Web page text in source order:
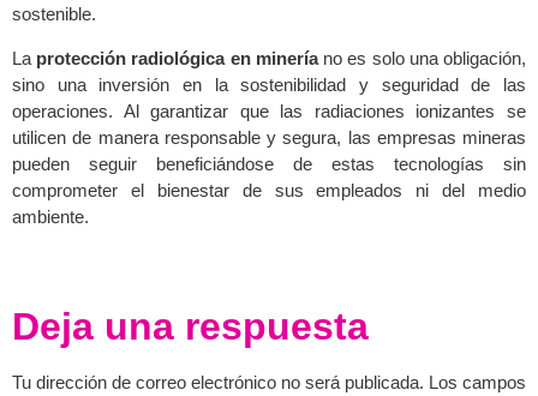
sostenible.
La protección radiológica en mineríano es solo una obligación,
sino una inversión en la sostenibilidad y seguridad de las
operaciones. Al garantizar que las radiaciones ionizantes se
utilicen de manera responsable y segura, las empresas mineras
pueden seguir beneficiándose de estas tecnologías sin
comprometer el bienestar de sus empleados ni del medio
ambiente.
Deja una respuesta
Tu dirección de correo electrónico no será publicada. Los campos